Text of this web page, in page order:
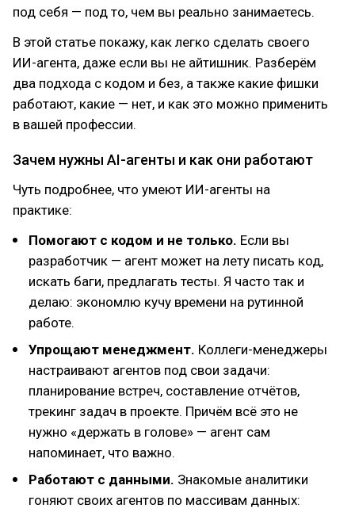
под себя — под то, чем вы реально занимаетесь.
В этой статье покажу, как легко сделать своего
ИИ-агента, даже если вы не айтишник. Разберём
два подхода с кодом и без, а также какие фишки
работают, какие — нет, и как это можно применить
в вашей профессии.
Зачем нужны AI-агенты и как они работают
Чуть подробнее, что умеют ИИ-агенты на
практике:
Помогают с кодом и не только. Если вы
разработчик — агент может на лету писать код,
искать баги, предлагать тесты. Я часто так и
делаю: экономлю кучу времени на рутинной
работе.
Упрощают менеджмент. Коллеги-менеджеры
настраивают агентов под свои задачи:
планирование встреч, составление отчётов,
трекинг задач в проекте. Причём всё это не
нужно «держать в голове» — агент сам
напоминает, что важно.
Работают с данными. Знакомые аналитики
гоняют своих агентов по массивам данных: